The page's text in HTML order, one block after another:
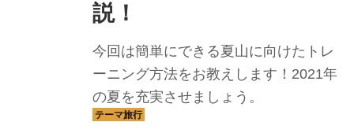
説！
今回は簡単にできる夏山に向けたトレ
ーニング方法をお教えします！2021年
の夏を充実させましょう。